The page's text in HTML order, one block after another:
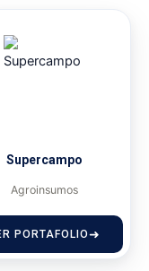
Supercampo
Agroinsumos
PORTAFOLIO